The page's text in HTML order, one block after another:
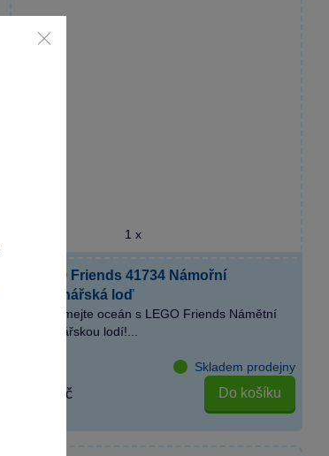
1 x
LEGO® Friends 41734 Námořní
záchranářská loď
Prozkoumejte oceán s LEGO Friends Námětní
záchranářskou lodí!...
Skladem prodejny
1 899 Kč Do košíku